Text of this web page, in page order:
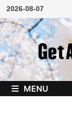
Skip
to
content
2026-08-07
MENU